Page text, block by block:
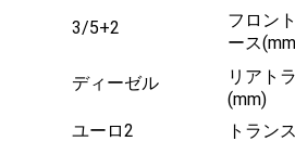
3/5+2
フロン
ース
ディーゼル
リアト
(mm)
ユーロ2 トラン